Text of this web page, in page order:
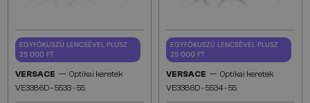
EGYFÓKUSZÚ LENCSÉVEL PLUSZ
25 000 FT
VERSACE — Optikai keretek
VE3386D - 5533 - 55
EGYFÓKUSZÚ LENCSÉVEL PLUSZ
25 000 FT
VERSACE — Optikai keretek
VE3386D - 5534 - 55